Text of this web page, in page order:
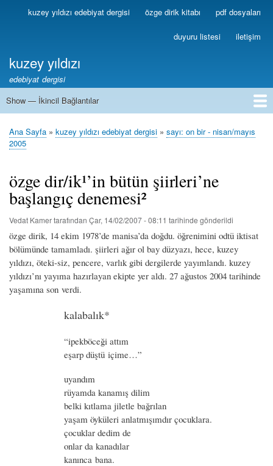
Ana
içeriğe
Birincilkuzey yıldızı edebiyat dergisi özge dirik kitabı pdf dosyaları
duyuru listesi iletişim
kuzey yıldızı
edebiyat dergisi
İkincil
Show — İkincil Bağlantılar
1
2
3
4
5
6
7
8
9
10
11
12
13
Sayfa
Ana Sayfa kuzey yıldızı edebiyat dergisi
sayı: on bir - nisan/mayıs
2005
özge dir/ik¹’in bütün şiirleri’ne
başlangıç denemesi²
Vedat Kamertarafından Çar, 14/02/2007 - 08:11 tarihinde gönderildi
özge dirik, 14 ekim 1978’de manisa’da doğdu. öğrenimini odtü iktisat
bölümünde tamamladı. şiirleri ağır ol bay düzyazı, hece, kuzey
yıldızı, öteki-siz, pencere, varlık gibi dergilerde yayımlandı. kuzey
yıldızı’nı yayıma hazırlayan ekipte yer aldı. 27 ağustos 2004 tarihinde
yaşamına son verdi.
kalabalık*
“ipekböceği attım
eşarp düştü içime…”
uyandım
rüyamda kanamış dilim
belki kıtlama jiletle bağrılan
yaşam öyküleri anlatmışımdır çocuklara.
çocuklar dedim de
onlar da kanadılar
kanınca bana.